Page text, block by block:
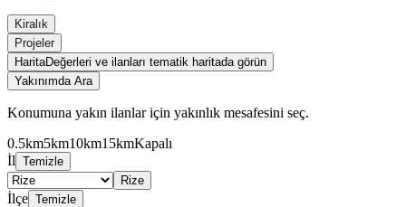
Kiralık
Projeler
HaritaDeğerleri ve ilanları tematik haritada görün
Yakınımda Ara
Konumuna yakın ilanlar için yakınlık mesafesini seç.
0.5km5km10km15kmKapalı
İl Temizle
Rize
İlçe Temizle